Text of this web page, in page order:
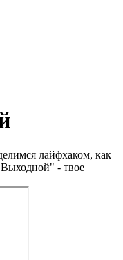
лайфхаком, как
Выходной" - твое